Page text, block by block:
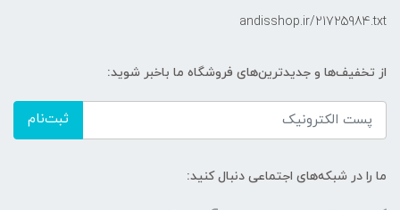
andisshop.ir/21725984.txt
از تخفیف‌ها و جدیدترین‌های فروشگاه ما باخبر شوید:
ثبت‌نام
ما را در شبکه‌های اجتماعی دنبال کنید: